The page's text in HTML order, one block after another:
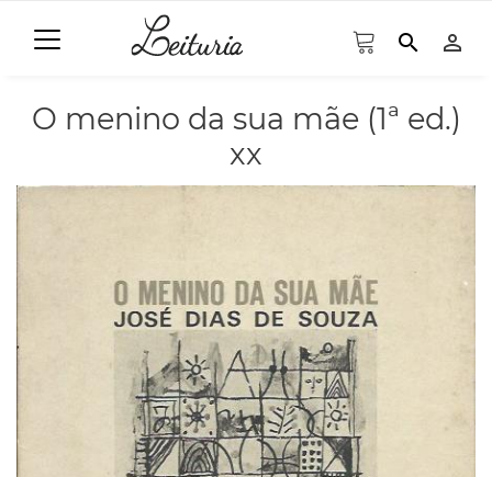
search person_outline
O menino da sua mãe (1ª ed.)
xx